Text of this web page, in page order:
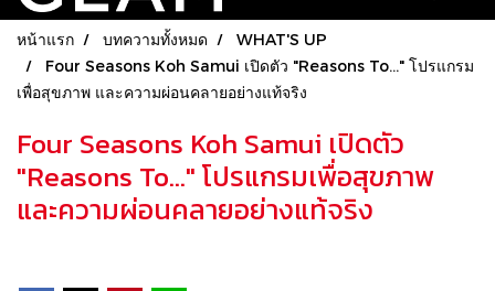
หน้าแรก บทความทั้งหมด
WHAT'S UP
Four Seasons Koh Samui เปิดตัว "Reasons To…" โปรแกรม
เพื่อสุขภาพ และความผ่อนคลายอย่างแท้จริง
Four Seasons Koh Samui เปิดตัว
"Reasons To…" โปรแกรมเพื่อสุขภาพ
และความผ่อนคลายอย่างแท้จริง